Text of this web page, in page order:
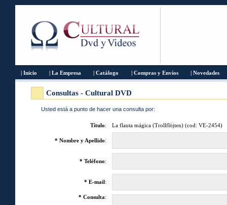
| Inicio | La Empresa | Catálogo | Compras y Envíos | Novedades
Consultas - Cultural DVD
Usted está a punto de hacer una consulta por:
Título: La flauta mágica (Trollflöjten) (cod: VE-2454)
* Nombre y Apellido:
* Teléfono:
* E-mail :
* Consulta: